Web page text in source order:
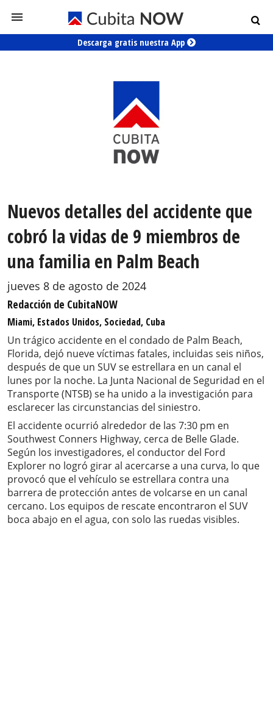
Descarga gratis nuestra App
Nuevos detalles del accidente que
cobró la vidas de 9 miembros de
una familia en Palm Beach
jueves 8 de agosto de 2024
Redacción de CubitaNOW
Miami, Estados Unidos, Sociedad, Cuba
Un trágico accidente en el condado de Palm Beach,
Florida, dejó nueve víctimas fatales, incluidas seis niños,
después de que un SUV se estrellara en un canal el
lunes por la noche. La Junta Nacional de Seguridad en el
Transporte (NTSB) se ha unido a la investigación para
esclarecer las circunstancias del siniestro.
El accidente ocurrió alrededor de las 7:30 pm en
Southwest Conners Highway, cerca de Belle Glade.
Según los investigadores, el conductor del Ford
Explorer no logró girar al acercarse a una curva, lo que
provocó que el vehículo se estrellara contra una
barrera de protección antes de volcarse en un canal
cercano. Los equipos de rescate encontraron el SUV
boca abajo en el agua, con solo las ruedas visibles.